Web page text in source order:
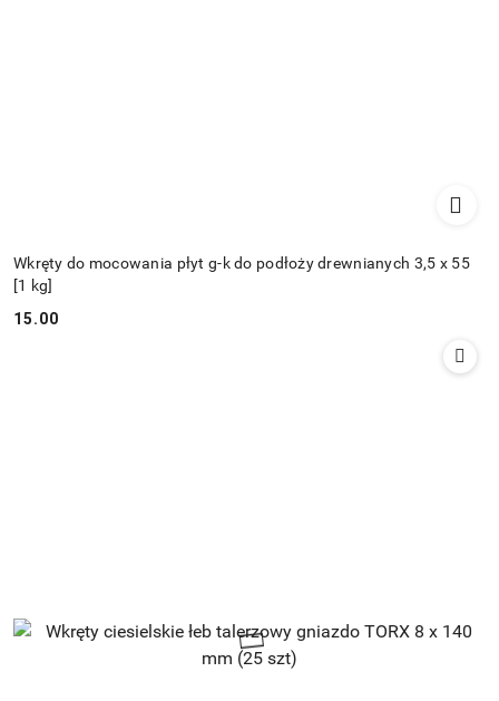
Wkręty do mocowania płyt g-k do podłoży drewnianych 3,5 x 55
[1 kg]
Cena:
15.00